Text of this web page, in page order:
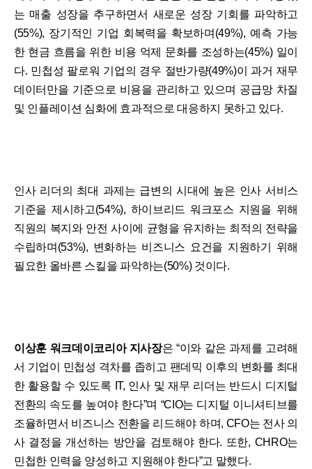
는 매출 성장을 추구하면서 새로운 성장 기회를 파악하고
(55%), 장기적인 기업 회복력을 확보하며(49%), 예측 가능
한 현금 흐름을 위한 비용 억제 문화를 조성하는(45%) 일이
다. 민첩성 팔로워 기업의 경우 절반가량(49%)이 과거 재무
데이터만을 기준으로 비용을 관리하고 있으며 공급망 차질
및 인플레이션 심화에 효과적으로 대응하지 못하고 있다.
인사 리더의 최대 과제는 급변의 시대에 높은 인사 서비스
기준을 제시하고(54%), 하이브리드 워크포스 지원을 위해
직원의 복지와 안전 사이에 균형을 유지하는 최적의 전략을
수립하며(53%), 변화하는 비즈니스 요건을 지원하기 위해
필요한 올바른 스킬을 파악하는(50%) 것이다.
이상훈 워크데이코리아 지사장은 “이와 같은 과제를 고려해
서 기업이 민첩성 격차를 좁히고 팬데믹 이후의 변화를 최대
한 활용할 수 있도록 IT, 인사 및 재무 리더는 반드시 디지털
전환의 속도를 높여야 한다”며 “CIO는 디지털 이니셔티브를
조율하면서 비즈니스 전환을 리드해야 하며, CFO는 전사 의
사 결정을 개선하는 방안을 검토해야 한다. 또한, CHRO는
민첩한 인력을 양성하고 지원해야 한다”고 말했다.